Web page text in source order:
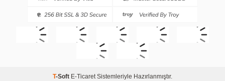
T-Soft E-Ticaret Sistemleriyle Hazırlanmıştır.